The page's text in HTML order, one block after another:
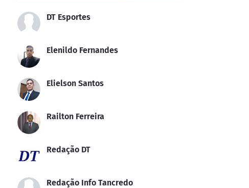
DT Esportes
Elenildo Fernandes
Elielson Santos
Railton Ferreira
Redação DT
Redação Info Tancredo